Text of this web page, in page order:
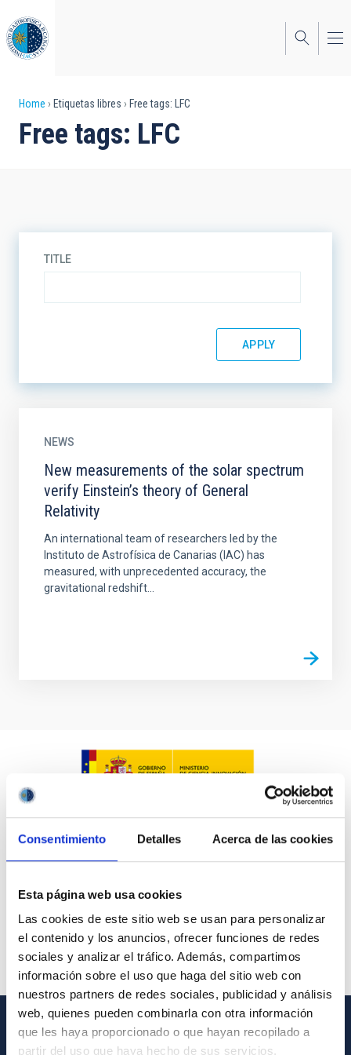
Consentimiento Detalles Acerca de las cookies
Esta página web usa cookies
Las cookies de este sitio web se usan para personalizar
el contenido y los anuncios, ofrecer funciones de redes
sociales y analizar el tráfico. Además, compartimos
información sobre el uso que haga del sitio web con
nuestros partners de redes sociales, publicidad y análisis
web, quienes pueden combinarla con otra información
que les haya proporcionado o que hayan recopilado a
partir del uso que haya hecho de sus servicios.
to
main
content
Breadcrumb
Home Etiquetas libres Free tags: LFC
Free tags: LFC
TITLE
NEWS
New measurements of the solar spectrum
verify Einstein’s theory of General
Relativity
An international team of researchers led by the
Instituto de Astrofísica de Canarias (IAC) has
measured, with unprecedented accuracy, the
gravitational redshift...
GENERAL INFORMATION